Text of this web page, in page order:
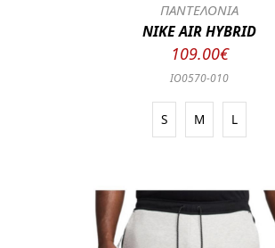
ΠΑΝΤΕΛΟΝΙΑ
NIKE AIR HYBRID
109.00€
IO0570-010
S M L